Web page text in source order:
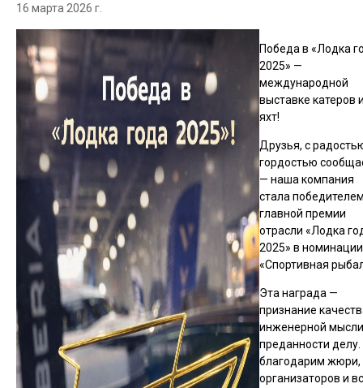
16 марта 2026 г.
Победа в «Лодка
2025» —
международной
выставке катеров
яхт!
Друзья, с
гордостью
— наша компания
стала
главной премии
отрасли «Лодка
2025» в номинации
«Спортивная
Эта награда —
признание
инженерной
преданности
благодарим жюри,
организаторов и